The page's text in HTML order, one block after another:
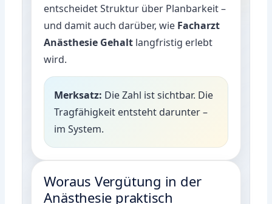
entscheidet Struktur über Planbarkeit –
und damit auch darüber, wie Facharzt
Anästhesie Gehalt langfristig erlebt
wird.
Merksatz: Die Zahl ist sichtbar. Die
Tragfähigkeit entsteht darunter –
im System.
Woraus Vergütung in der
Anästhesie praktisch